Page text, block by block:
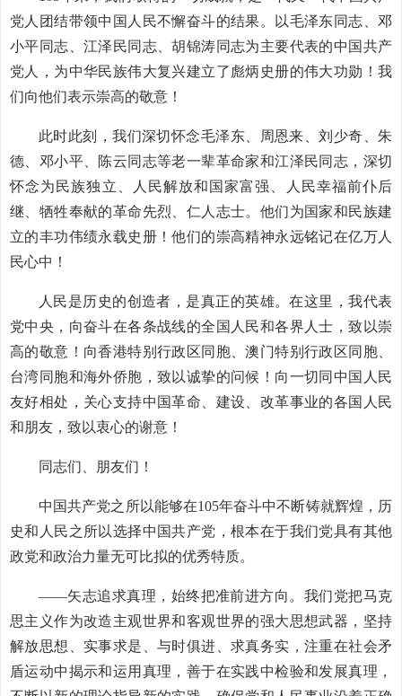
党人团结带领中国人民不懈奋斗的结果。以毛泽东同志、邓
小平同志、江泽民同志、胡锦涛同志为主要代表的中国共产
党人，为中华民族伟大复兴建立了彪炳史册的伟大功勋！我
们向他们表示崇高的敬意！
此时此刻，我们深切怀念毛泽东、周恩来、刘少奇、朱
德、邓小平、陈云同志等老一辈革命家和江泽民同志，深切
怀念为民族独立、人民解放和国家富强、人民幸福前仆后
继、牺牲奉献的革命先烈、仁人志士。他们为国家和民族建
立的丰功伟绩永载史册！他们的崇高精神永远铭记在亿万人
民心中！
人民是历史的创造者，是真正的英雄。在这里，我代表
党中央，向奋斗在各条战线的全国人民和各界人士，致以崇
高的敬意！向香港特别行政区同胞、澳门特别行政区同胞、
台湾同胞和海外侨胞，致以诚挚的问候！向一切同中国人民
友好相处，关心支持中国革命、建设、改革事业的各国人民
和朋友，致以衷心的谢意！
同志们、朋友们！
中国共产党之所以能够在105年奋斗中不断铸就辉煌，历
史和人民之所以选择中国共产党，根本在于我们党具有其他
政党和政治力量无可比拟的优秀特质。
——矢志追求真理，始终把准前进方向。我们党把马克
思主义作为改造主观世界和客观世界的强大思想武器，坚持
解放思想、实事求是、与时俱进、求真务实，注重在社会矛
盾运动中揭示和运用真理，善于在实践中检验和发展真理，